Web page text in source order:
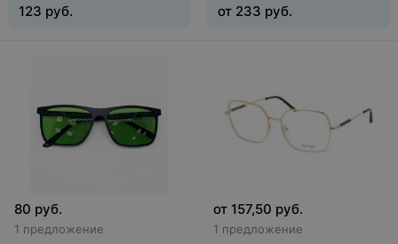
123 руб. от 233 руб.
80 руб.
1 предложение
от 157,50 руб.
1 предложение